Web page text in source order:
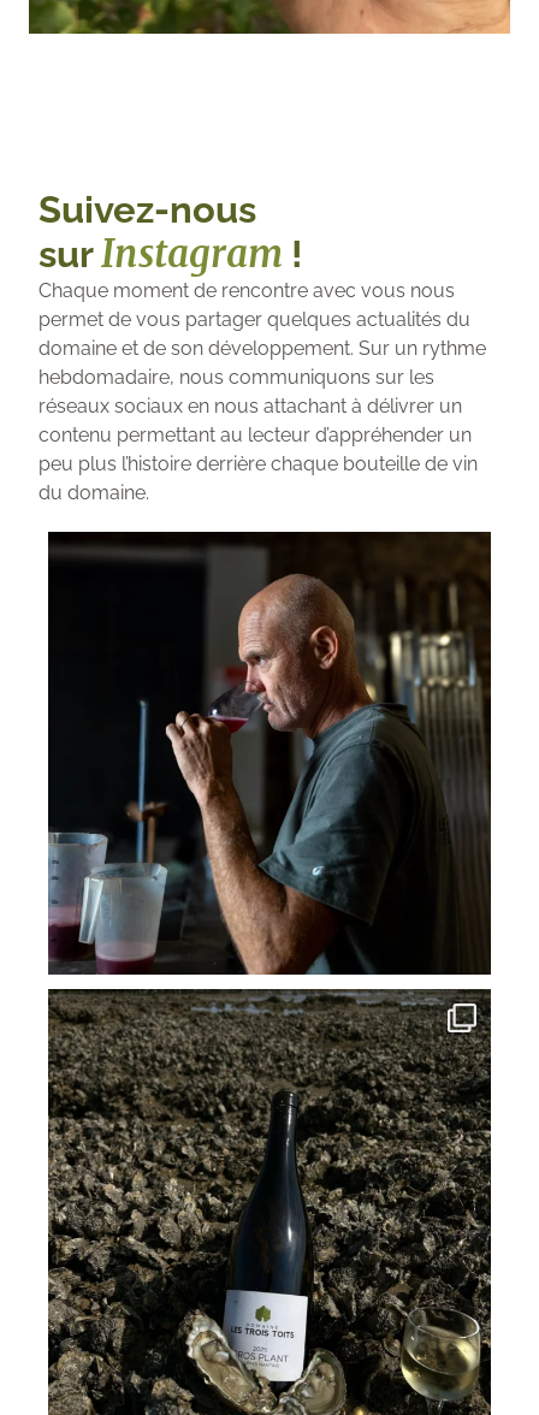
Suivez-nous
surInstagram !
Chaque moment de rencontre avec vous nous
permet de vous partager quelques actualités du
domaine et de son développement. Sur un rythme
hebdomadaire, nous communiquons sur les
réseaux sociaux en nous attachant à délivrer un
contenu permettant au lecteur d’appréhender un
peu plus l’histoire derrière chaque bouteille de vin
du domaine.